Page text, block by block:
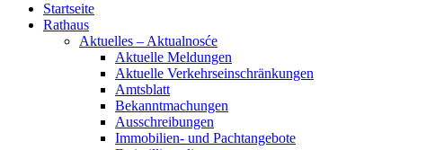
Startseite
Rathaus
Aktuelles – Aktualnosće
Aktuelle Meldungen
Aktuelle Verkehrseinschränkungen
Amtsblatt
Bekanntmachungen
Ausschreibungen
Immobilien- und Pachtangebote